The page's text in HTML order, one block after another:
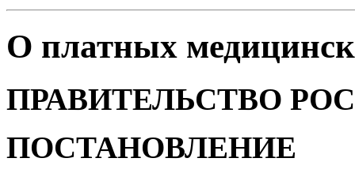
О платных
ПРАВИТЕЛЬСТВО
ПОСТАНОВЛЕНИЕ